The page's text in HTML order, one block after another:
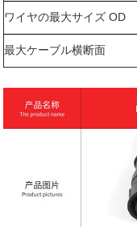
ワイヤの最大サイズ OD
最大ケーブル横断面